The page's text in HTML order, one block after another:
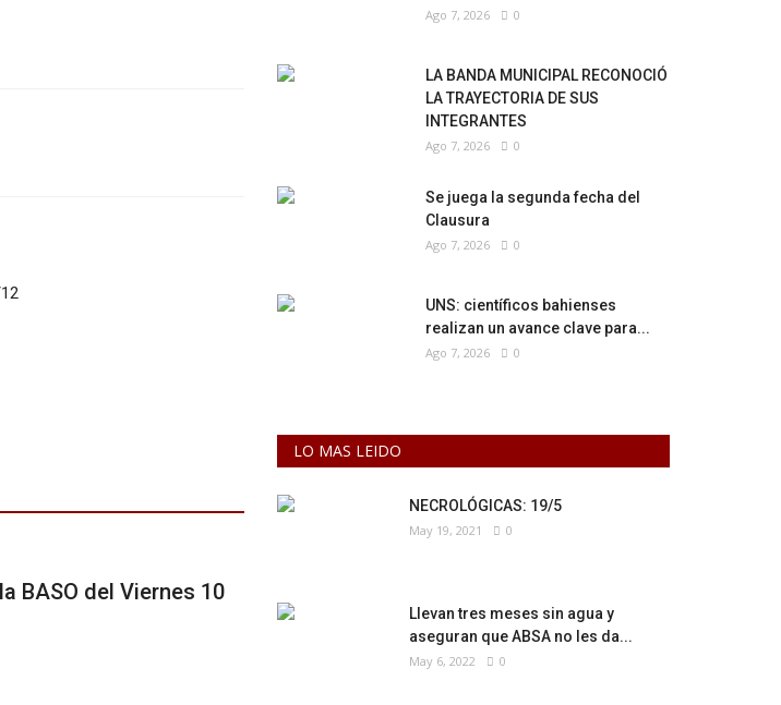
BASO del Viernes 10
Ago 7, 2026 0
LA BANDA MUNICIPAL RECONOCIÓ
LA TRAYECTORIA DE SUS
INTEGRANTES
Ago 7, 2026 0
Se juega la segunda fecha del
Clausura
Ago 7, 2026 0
UNS: científicos bahienses
realizan un avance clave para...
Ago 7, 2026 0
LO MAS LEIDO
NECROLÓGICAS: 19/5
May 19, 2021 0
Llevan tres meses sin agua y
aseguran que ABSA no les da...
May 6, 2022 0